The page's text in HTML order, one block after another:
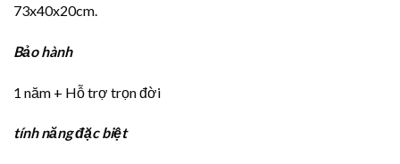
73x40x20cm.
Bảo hành
1 năm + Hỗ trợ trọn đời
tính năng đặc biệt